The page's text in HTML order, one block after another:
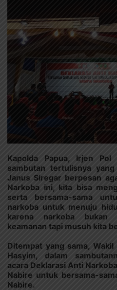
Kapolda Papua, Irjen
sambutan tertulisnya
Janus Siregar berpesan
Narkoba ini, kita bisa
serta bersama-sama
narkoba untuk menuju
karena narkoba bukan
keamanan tapi musuh kita
Ditempat yang sama,
Hasyim, dalam
acara Deklarasi Anti
Nabire untuk bersama-
Nabire.